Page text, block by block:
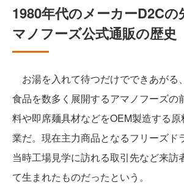
1980年代のメーカーD2C
マノフーズ公式通販の歴史
お湯を入れて待つだけでできあがる
食品を数多く展開するアマノフーズの
料や即席麺具材などをOEM製造する
業だ。現在主力商品となるフリーズド
当時工場見学に訪れる取引先など来訪
て生まれたものだったという。